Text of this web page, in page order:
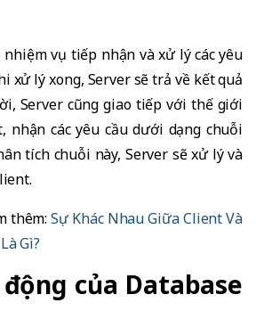
nhiệm vụ tiếp nhận và xử lý các yêu
xử lý xong, Server sẽ trả về kết quả
Server cũng giao tiếp với thế giới
nhận các yêu cầu dưới dạng chuỗi
tích chuỗi này, Server sẽ xử lý và
thêm:Sự Khác Nhau Giữa Client Và
Gì?
của Database